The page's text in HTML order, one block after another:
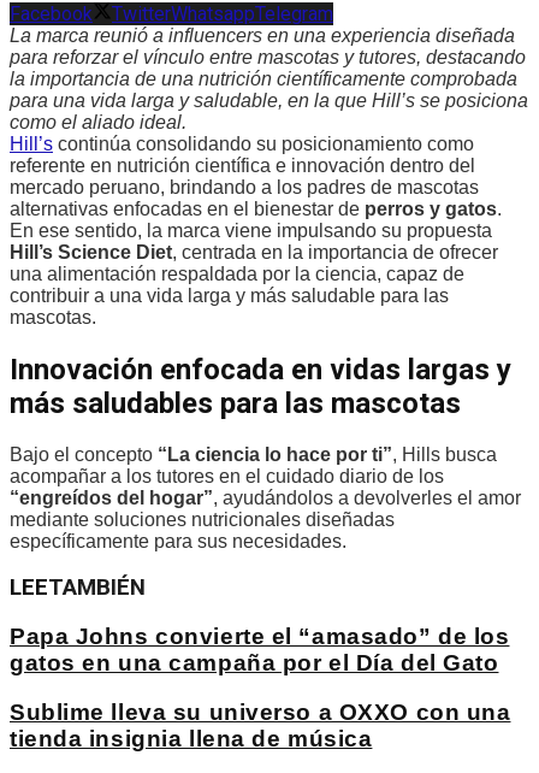
Facebook TwitterWhatsappTelegram
La marca reunió a influencers en una experiencia diseñada
para reforzar el vínculo entre mascotas y tutores, destacando
la importancia de una nutrición científicamente comprobada
para una vida larga y saludable, en la que Hill’s se posiciona
como el aliado ideal.
Hill’s continúa consolidando su posicionamiento como
referente en nutrición científica e innovación dentro del
mercado peruano, brindando a los padres de mascotas
alternativas enfocadas en el bienestar de perros y gatos.
En ese sentido, la marca viene impulsando su propuesta
Hill’s Science Diet, centrada en la importancia de ofrecer
una alimentación respaldada por la ciencia, capaz de
contribuir a una vida larga y más saludable para las
mascotas.
Innovación enfocada en vidas largas y
más saludables para las mascotas
Bajo el concepto “La ciencia lo hace por ti”, Hills busca
acompañar a los tutores en el cuidado diario de los
“engreídos del hogar”, ayudándolos a devolverles el amor
mediante soluciones nutricionales diseñadas
específicamente para sus necesidades.
LEETAMBIÉN
Papa Johns convierte el “amasado” de los
gatos en una campaña por el Día del Gato
Sublime lleva su universo a OXXO con una
tienda insignia llena de música